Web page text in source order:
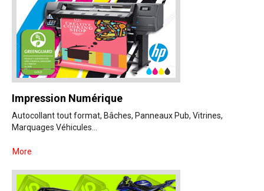
Impression Numérique
Autocollant tout format, Bâches, Panneaux Pub, Vitrines,
Marquages Véhicules...
More